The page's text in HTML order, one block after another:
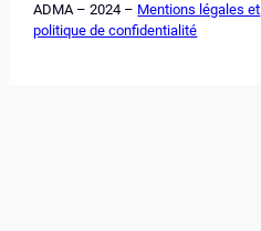
ADMA – 2024 – Mentions légales et
politique de confidentialité